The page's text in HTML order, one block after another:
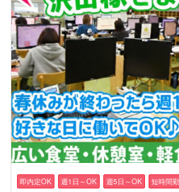
即内定OK 週1日～OK 週5日～OK 短時間